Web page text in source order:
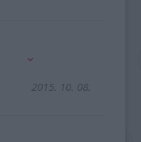
2015. 10. 08.